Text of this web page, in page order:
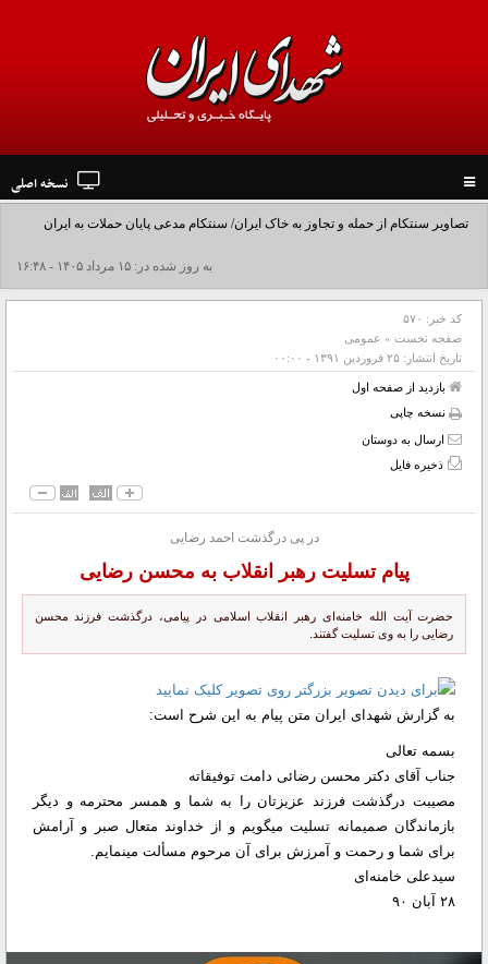
navigation
نسخه اصلی
تصاویر سنتکام از حمله و تجاوز به خاک ایران/ سنتکام مدعی پایان حملات به ایران
شد+فیلم به روز شده در: ۱۵ مرداد ۱۴۰۵ - ۱۶:۴۸
کد خبر: ۵۷۰
صفحه نخست » عمومی
تاریخ انتشار: ۲۵ فروردين ۱۳۹۱ - ۰۰:۰۰
بازدید از صفحه اول
نسخه چاپی
ارسال به دوستان
ذخیره فایل
در پی درگذشت احمد رضایی
پیام تسلیت رهبر انقلاب به محسن رضایی
حضرت آیت‌ الله خامنه‌ای رهبر انقلاب اسلامی در پیامی، درگذشت فرزند محسن
رضایی را به وی تسلیت گفتند.
به گزارش شهدای ایران متن پیام به این شرح است:
بسمه تعالی
جناب آقای دکتر محسن رضائی دامت توفیقاته
مصیبت درگذشت فرزند عزیزتان را به شما و همسر محترمه و دیگر
بازماندگان صمیمانه تسلیت میگویم و از خداوند متعال صبر و آرامش
برای شما و رحمت و آمرزش برای آن مرحوم مسألت مینمایم.
سیدعلی خامنه‌ای
۲۸ آبان ۹۰